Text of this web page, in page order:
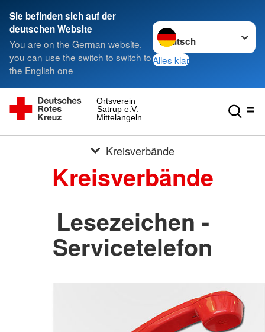
Sie befinden sich auf der
deutschen Website
You are on the German website,
you can use the switch to switch to
the English one
Sprache wechseln zu
Alles klar
Mittelangeln
Satrup e.V.
Ortsverein
Kreisverbände
Kreisverbände
Lesezeichen -
Servicetelefon